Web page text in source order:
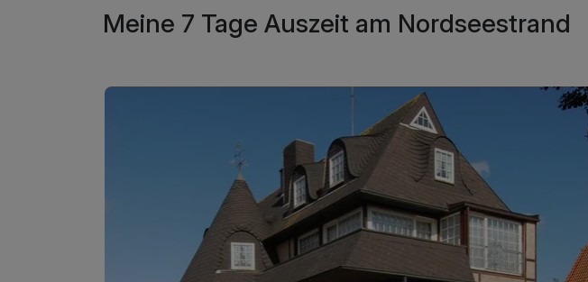
Meine 7 Tage Auszeit am Nordseestrand